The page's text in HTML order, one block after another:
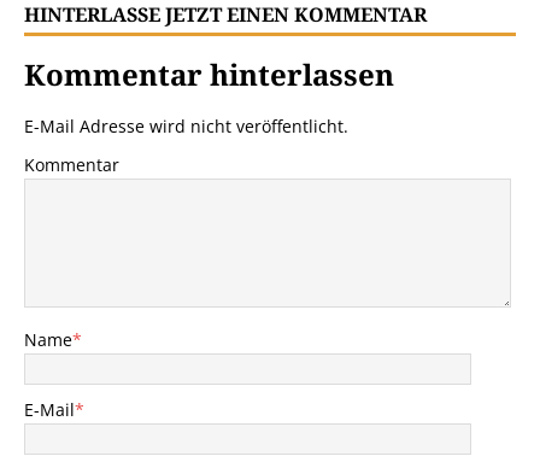
HINTERLASSE JETZT EINEN KOMMENTAR
Kommentar hinterlassen
E-Mail Adresse wird nicht veröffentlicht.
Kommentar
Name*
E-Mail*